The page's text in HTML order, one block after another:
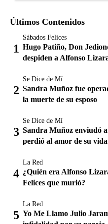
Últimos Contenidos
Sábados Felices
Hugo Patiño, Don
despiden a Alfonso
Se Dice de Mí
Sandra Muñoz fue
la muerte de su esposo
Se Dice de Mí
Sandra Muñoz enviudó
perdió al amor de su vida
La Red
¿Quién era Alfonso
Felices que murió?
La Red
Yo Me Llamo Julio